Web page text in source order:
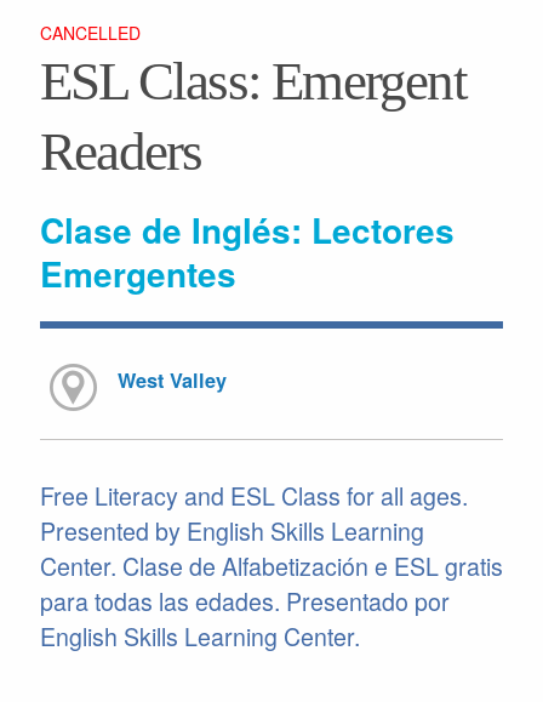
CANCELLED
ESL Class: Emergent
Readers
Clase de Inglés: Lectores
Emergentes
West Valley
Free Literacy and ESL Class for all ages.
Presented by English Skills Learning
Center. Clase de Alfabetización e ESL gratis
para todas las edades. Presentado por
English Skills Learning Center.